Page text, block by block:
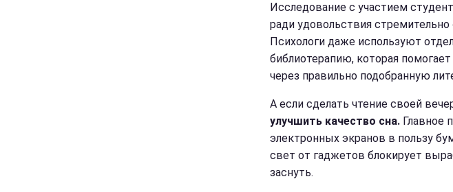
Исследование с участием
ради удовольствия
Психологи даже используют
библиотерапию, которая
через правильно подобранную
А если сделать чтение своей
улучшить качество сна. Главное
электронных экранов в пользу
свет от гаджетов блокирует
заснуть.